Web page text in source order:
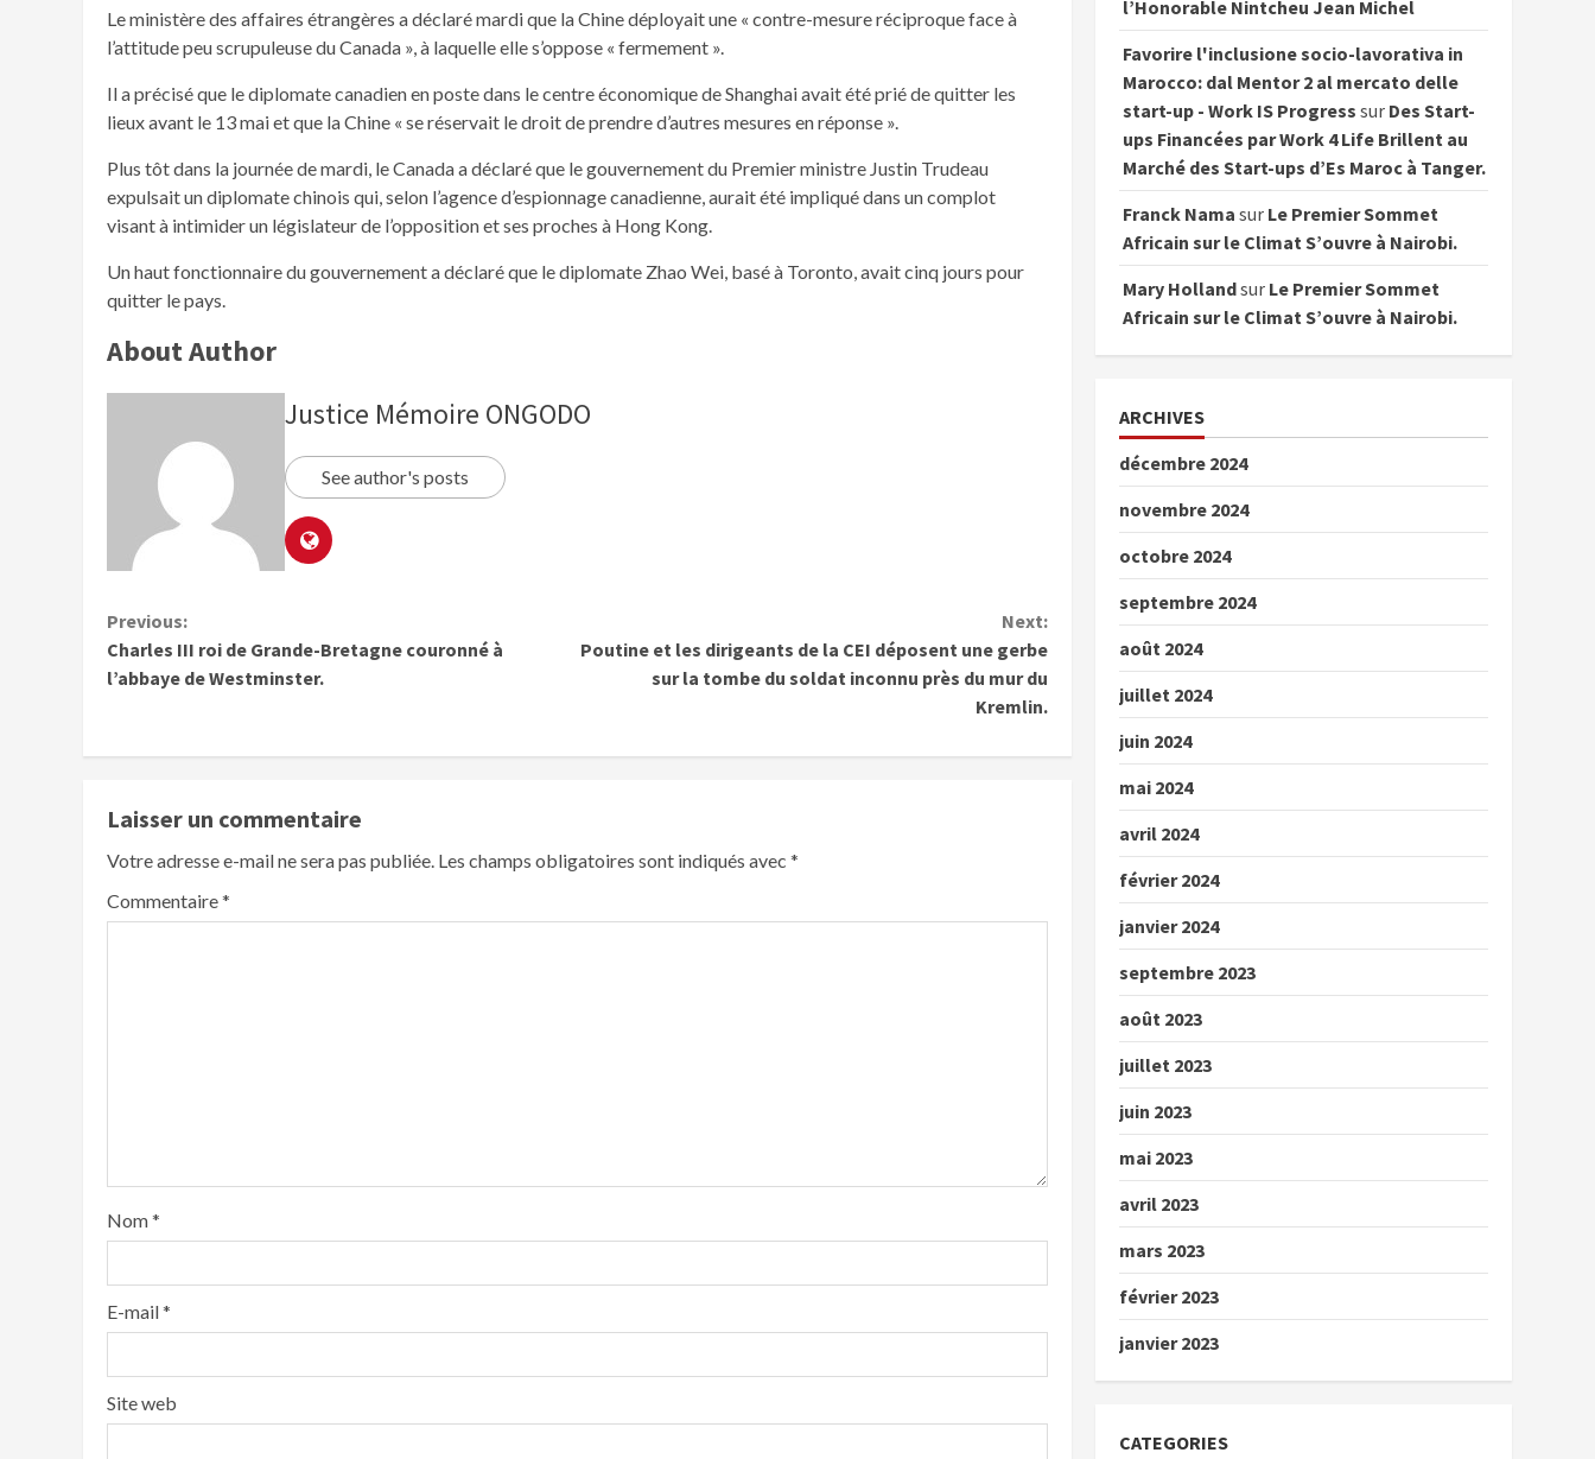
Le ministère des affaires étrangères a déclaré mardi que la Chine déployait une « contre-mesure réciproque face à
l’attitude peu scrupuleuse du Canada », à laquelle elle s’oppose « fermement ».
Il a précisé que le diplomate canadien en poste dans le centre économique de Shanghai avait été prié de quitter les
lieux avant le 13 mai et que la Chine « se réservait le droit de prendre d’autres mesures en réponse ».
Plus tôt dans la journée de mardi, le Canada a déclaré que le gouvernement du Premier ministre Justin Trudeau
expulsait un diplomate chinois qui, selon l’agence d’espionnage canadienne, aurait été impliqué dans un complot
visant à intimider un législateur de l’opposition et ses proches à Hong Kong.
Un haut fonctionnaire du gouvernement a déclaré que le diplomate Zhao Wei, basé à Toronto, avait cinq jours pour
quitter le pays.
About Author
Justice Mémoire ONGODO
See author's posts
Previous:
Charles III roi de Grande-Bretagne couronné à
l’abbaye de Westminster.
Next:
Poutine et les dirigeants de la CEI déposent une gerbe
sur la tombe du soldat inconnu près du mur du
Kremlin.
Laisser un commentaire
Votre adresse e-mail ne sera pas publiée. Les champs obligatoires sont indiqués avec *
Commentaire*
Nom*
E-mail*
Site web
l’Honorable Nintcheu Jean Michel
Favorire l'inclusione socio-lavorativa in
Marocco: dal Mentor 2 al mercato delle
start-up - Work IS Progress sur Des Start-
ups Financées par Work 4 Life Brillent au
Marché des Start-ups d’Es Maroc à Tanger.
Franck Nama sur Le Premier Sommet
Africain sur le Climat S’ouvre à Nairobi.
Mary Hollandsur Le Premier Sommet
Africain sur le Climat S’ouvre à Nairobi.
ARCHIVES
décembre 2024
novembre 2024
octobre 2024
septembre 2024
août 2024
juillet 2024
juin 2024
mai 2024
avril 2024
février 2024
janvier 2024
septembre 2023
août 2023
juillet 2023
juin 2023
mai 2023
avril 2023
mars 2023
février 2023
janvier 2023
CATEGORIES